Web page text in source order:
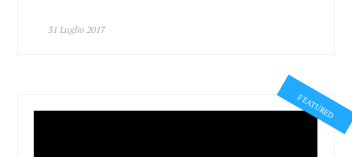
31 Luglio 2017
FEATURED